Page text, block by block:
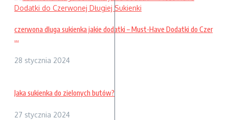
czerwona dluga sukienka jakie dodatki – Must-Have Dodatki do Czer
...
28 stycznia 2024
Jaka sukienka do zielonych butów?
27 stycznia 2024